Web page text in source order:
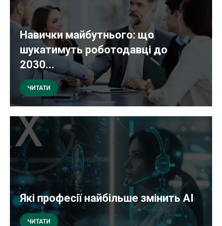
Навички майбутнього: що
шукатимуть роботодавці до
2030...
ЧИТАТИ
Які професії найбільше змінить AI
ЧИТАТИ